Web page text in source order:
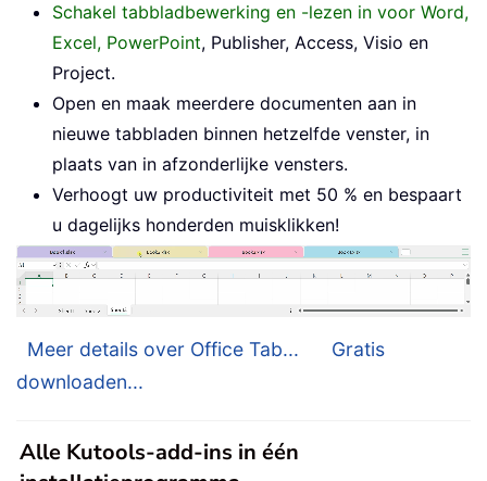
Schakel tabbladbewerking en -lezen in voor Word,
Excel, PowerPoint, Publisher, Access, Visio en
Project.
Open en maak meerdere documenten aan in
nieuwe tabbladen binnen hetzelfde venster, in
plaats van in afzonderlijke vensters.
Verhoogt uw productiviteit met 50 % en bespaart
u dagelijks honderden muisklikken!
Meer details over Office Tab...
Gratis
downloaden...
Alle Kutools-add-ins in één